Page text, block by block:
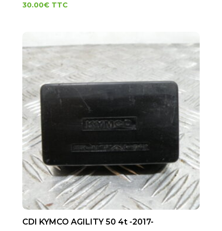
30.00€ TTC
CDI KYMCO AGILITY 50 4t -2017-